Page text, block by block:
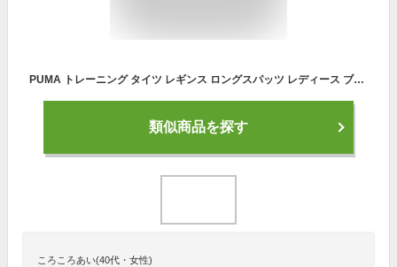
PUMA トレーニング タイツ レギンス ロングスパッツ レディース ブラック ブラック×グリーン M/L 吸水速乾 ドライ スポーツタイツ インナー アンダーウェア スポーツウェア ヨガ フィットネス ジム ウィメンズ ss
類似商品を探す
ころころあい(40代・女性)